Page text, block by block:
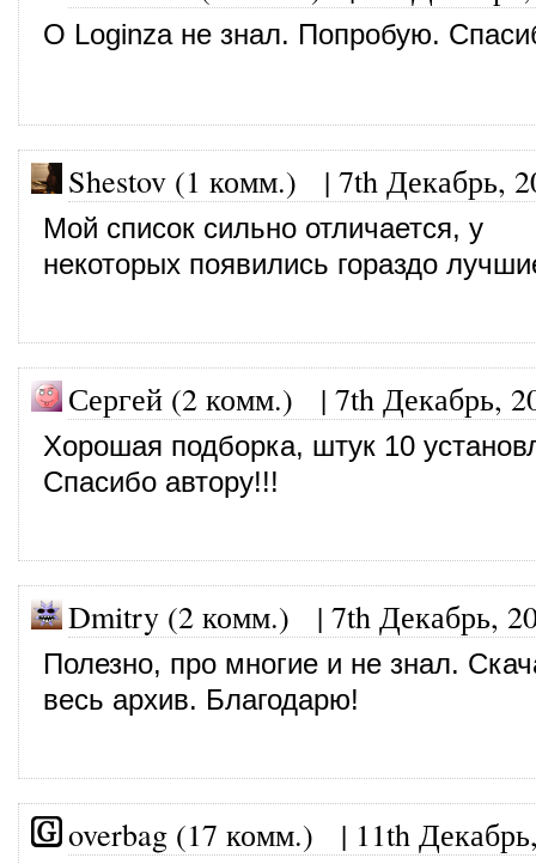
О Loginza не знал. Попробую.
Shestov (1 комм.) | 7th Декабрь,
Мой список сильно отличается, у
некоторых появились гораздо
Сергей (2 комм.) | 7th Декабрь,
Хорошая подборка, штук 10
Спасибо автору!!!
Dmitry (2 комм.) | 7th Декабрь,
Полезно, про многие и не знал.
весь архив. Благодарю!
overbag (17 комм.) | 11th